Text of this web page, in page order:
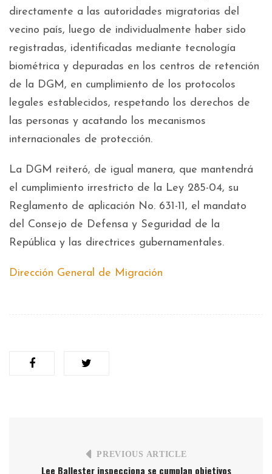
directamente a las autoridades migratorias del
vecino país, luego de individualmente haber sido
registradas, identificadas mediante tecnología
biométrica y depuradas en los centros de retención
de la DGM, en cumplimiento de los protocolos
legales establecidos, respetando los derechos de
las personas y acatando los mecanismos
internacionales de protección.
La DGM reiteró, de igual manera, que mantendrá
el cumplimiento irrestricto de la Ley 285-04, su
Reglamento de aplicación No. 631-11, el mandato
del Consejo de Defensa y Seguridad de la
República y las directrices gubernamentales.
Dirección General de Migración
PREVIOUS ARTICLE
Lee Ballester inspecciona se cumplan objetivos